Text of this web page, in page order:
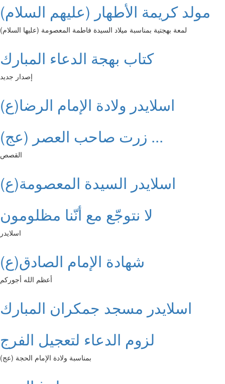
مولد كريمة الأطهار (عليهم السلام)
لمعة بهجتية بمناسبة ميلاد السيدة فاطمة المعصومة (عليها السلام)
كتاب بهجة الدعاء المبارك
إصدار جديد
اسلايدر ولادة الإمام الرضا(ع)
زرت صاحب العصر (عج) ...
القصص
اسلايدر السيدة المعصومة(ع)
لا نتوجّع مع أنّنا مظلومون
اسلايدر
شهادة الإمام الصادق(ع)
أعظم الله أجوركم
اسلايدر مسجد جمكران المبارك
لزوم الدعاء لتعجيل الفرج
بمناسبة ولادة الإمام الحجة (عج)